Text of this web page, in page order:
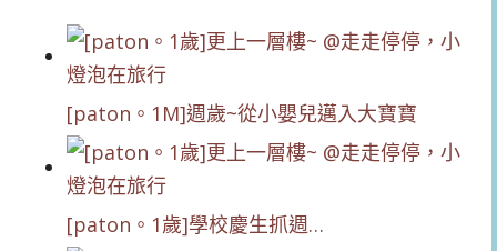
[paton。1M]週歲~從小嬰兒邁入大寶寶
[paton。1歲]學校慶生抓週…